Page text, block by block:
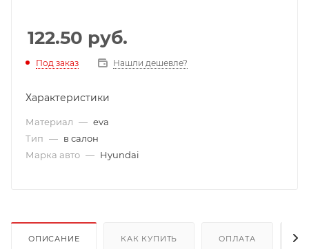
122.50 руб.
Под заказ Нашли дешевле?
Характеристики
Материал — eva
Тип — в салон
Марка авто — Hyundai
ОПИСАНИЕ КАК КУПИТЬ ОПЛАТА